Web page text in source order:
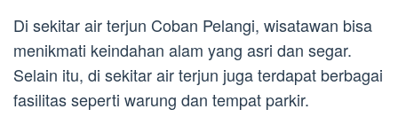
Di sekitar air terjun Coban Pelangi, wisatawan bisa
menikmati keindahan alam yang asri dan segar.
Selain itu, di sekitar air terjun juga terdapat berbagai
fasilitas seperti warung dan tempat parkir.